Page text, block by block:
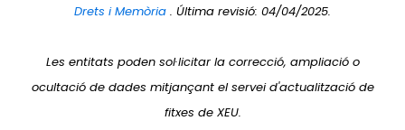
Drets i Memòria . Última revisió: 04/04/2025.
Les entitats poden sol·licitar la correcció, ampliació o
ocultació de dades mitjançant el servei d'actualització de
fitxes de XEU.